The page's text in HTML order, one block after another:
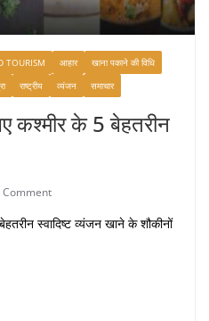
TOURISM आहार
खाना पकाने की विधि
राष्ट्रीय व्यंजन समाचार
कश्मीर के 5 बेहतरीन
Comment
स्वादिष्ट व्यंजन खाने के शौकीनों